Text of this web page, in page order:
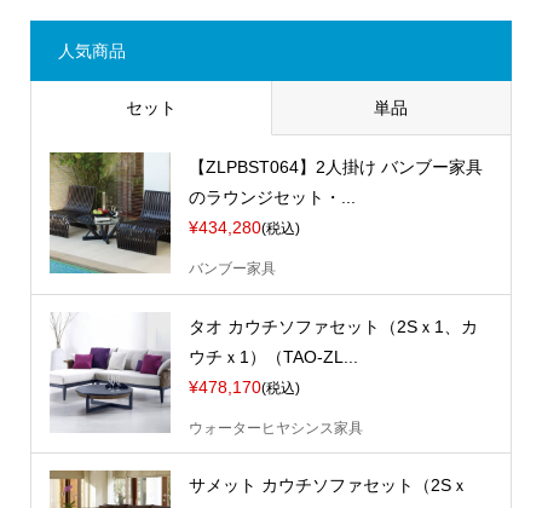
人気商品
セット 単品
【ZLPBST064】2人掛け バンブー家具
のラウンジセット・...
¥434,280(税込)
バンブー家具
タオ カウチソファセット（2Sｘ1、カ
ウチｘ1）（TAO-ZL...
¥478,170(税込)
ウォーターヒヤシンス家具
サメット カウチソファセット（2Sｘ